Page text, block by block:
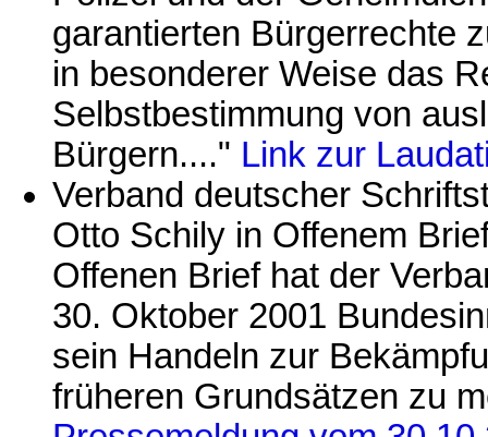
garantierten Bürgerrechte
in besonderer Weise das
Selbstbestimmung von
Bürgern...." Link zur
Verband deutscher
Otto Schily in Offenem
Offenen Brief hat der
30. Oktober 2001
sein Handeln zur
früheren Grundsätzen zu